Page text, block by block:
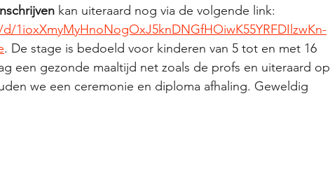
kan uiteraard nog via de volgende link:
1ioxXmyMyHnoNogOxJ5knDNGfHOiwK55YRFDIlzwKn-
. De stage is bedoeld voor kinderen van 5 tot en met 16
een gezonde maaltijd net zoals de profs en uiteraard op
we een ceremonie en diploma afhaling. Geweldig